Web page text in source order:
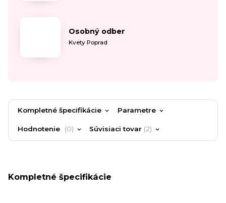
Osobný odber
Kvety Poprad
Kompletné špecifikácie Parametre
Hodnotenie 0 Súvisiaci tovar 2
Kompletné špecifikácie